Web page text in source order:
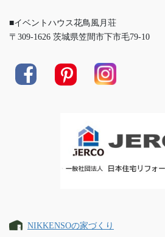
■イベントハウス花鳥風月荘
〒309-1626 茨城県笠間市下市毛79-10
NIKKENSOの家づくり